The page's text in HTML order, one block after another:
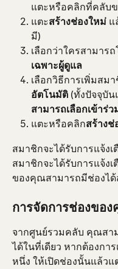
แตะหรือคลิกที่คลับ
แตะสร้างช่องใหม่ แ
มี)
เลือกว่าใครสามาร
เฉพาะผู้ดูแล
เลือกวิธีการเพิ่มสม
อัตโนมัติ (ทั้งปัจจุบั
สามารถเลือกเข้าร่ว
แตะหรือคลิกสร้างช่
สมาชิกจะได้รับการแจ้ง
สมาชิกจะได้รับการแจ้ง
ของคุณสามารถมีช่องได้
การจัดการช่องขอ
จากศูนย์รวมคลับ คุณสา
ได้ในที่เดียว หากต้องกา
หนึ่ง ให้เปิดช่องนั้นแล้ว